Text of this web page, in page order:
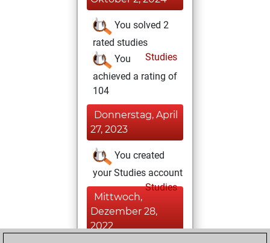
You solved 2
rated studies
Studies
You
achieved a rating of
104
Donnerstag, April
27, 2023
You created
your Studies account
Studies
Mittwoch,
Dezember 28,
2022